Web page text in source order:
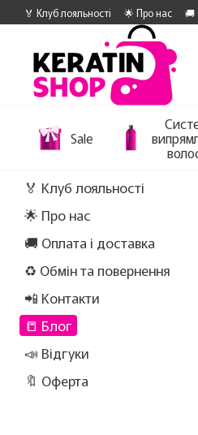
Перейти до основного контенту
🏅 Клуб лояльності 🌟 Про нас 🚚
Sale
🏅 Клуб лояльності
🌟 Про нас
🚚 Оплата і доставка
♻️ Обмін та повернення
📲 Контакти
📒 Блог
📣 Відгуки
🔖 Оферта